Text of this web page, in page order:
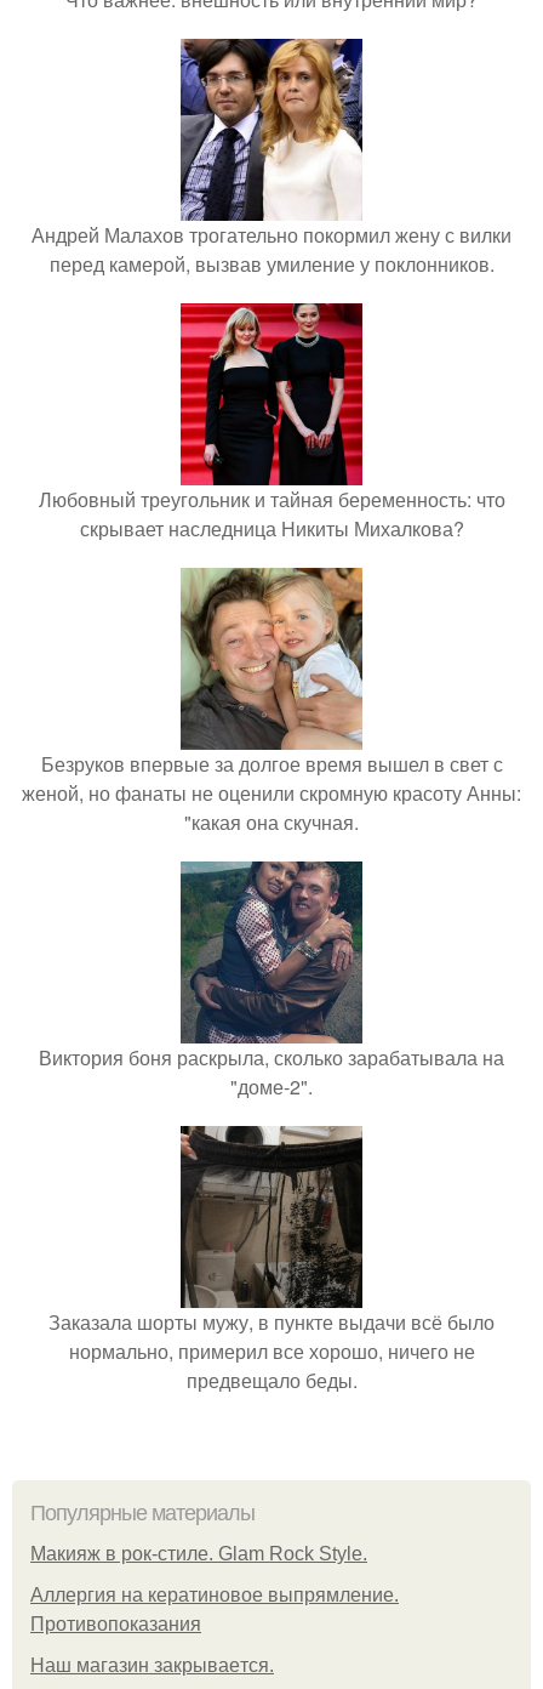
Андрей Малахов трогательно покормил жену с вилки
перед камерой, вызвав умиление у поклонников.
Любовный треугольник и тайная беременность: что
скрывает наследница Никиты Михалкова?
Безруков впервые за долгое время вышел в свет с
женой, но фанаты не оценили скромную красоту Анны:
"какая она скучная.
Виктория боня раскрыла, сколько зарабатывала на
"доме-2".
Заказала шорты мужу, в пункте выдачи всё было
нормально, примерил все хорошо, ничего не
предвещало беды.
Популярные материалы
Макияж в рок-стиле. Glam Rock Style.
Аллергия на кератиновое выпрямление.
Противопоказания
Нaш магaзин зaкрывaeтся.